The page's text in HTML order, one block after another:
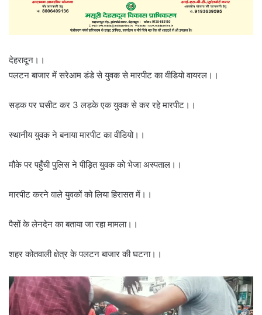
देहरादून।।
पलटन बाजार में सरेआम डंडे से युवक से मारपीट का वीडियो वायरल।।
सड़क पर घसीट कर 3 लड़के एक युवक से कर रहे मारपीट।।
स्थानीय युवक ने बनाया मारपीट का वीडियो।।
मौके पर पहुँची पुलिस ने पीड़ित युवक को भेजा अस्पताल।।
मारपीट करने वाले युवकों को लिया हिरासत में।।
पैसों के लेनदेन का बताया जा रहा मामला।।
शहर कोतवाली क्षेत्र के पलटन बाजार की घटना।।